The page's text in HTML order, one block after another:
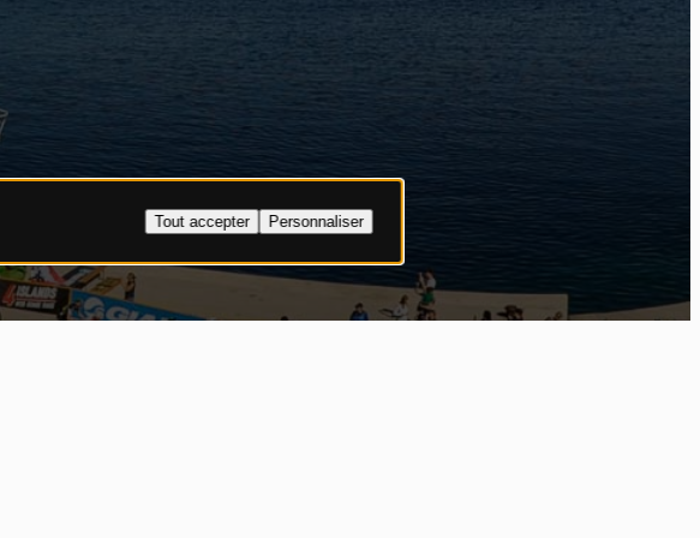
Tout accepter Personnaliser